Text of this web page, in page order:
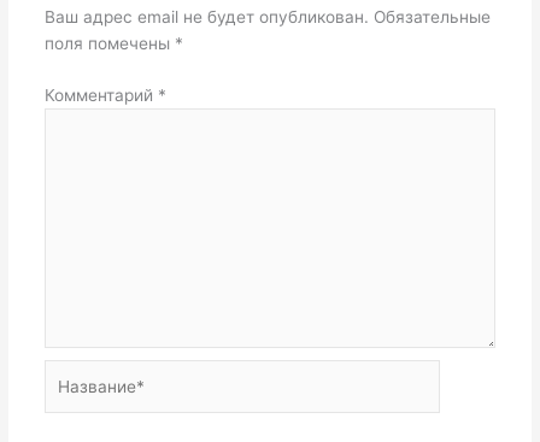
Ваш адрес email не будет опубликован. Обязательные
поля помечены *
Комментарий *